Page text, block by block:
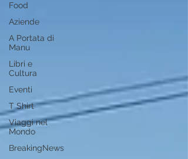
Food
Aziende
A Portata di
Manu
Libri e
Cultura
Eventi
T Shirt
Viaggi nel
Mondo
BreakingNews